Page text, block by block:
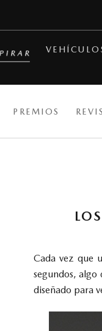
PREMIOS
Cada vez que
segundos, algo
diseñado para